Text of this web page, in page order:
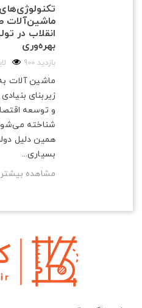
ماشین‌آلات
انقلاب در
بهره‌وری
900 بازدید
ماشین آلات
زیربنای
و توسعه
شناخته
همین دلیل
بسیاری...
مشاهده بیشتر